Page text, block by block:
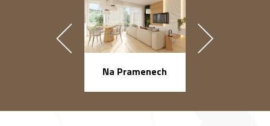
Na Pramenech